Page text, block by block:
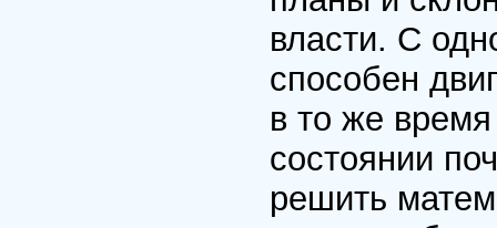
власти. С
способен
в то же
состоянии
решить